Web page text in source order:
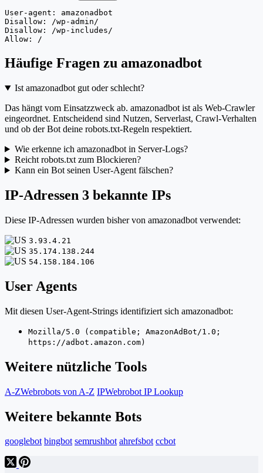
User-agent: amazonadbot
Disallow: /wp-admin/
Disallow: /wp-includes/
Allow: /
Häufige Fragen zu amazonadbot
Ist amazonadbot gut oder schlecht?
Das hängt vom Einsatzzweck ab. amazonadbot ist als Web-Crawler
eingeordnet. Entscheidend sind Nutzen, Serverlast, Crawl-Verhalten
und ob der Bot deine robots.txt-Regeln respektiert.
Wie erkenne ich amazonadbot in Server-Logs?
Reicht robots.txt zum Blockieren?
Kann ein Bot seinen User-Agent fälschen?
IP-Adressen 3 bekannte IPs
Diese IP-Adressen wurden bisher von amazonadbot verwendet:
3.93.4.21
35.174.138.244
54.158.184.106
User Agents
Mit diesen User-Agent-Strings identifiziert sich amazonadbot:
Mozilla/5.0 (compatible; AmazonAdBot/1.0;
https://adbot.amazon.com)
Weitere nützliche Tools
A-ZWebrobots von A-Z IPWebrobot IP Lookup
Weitere bekannte Bots
googlebot bingbot semrushbot ahrefsbot ccbot